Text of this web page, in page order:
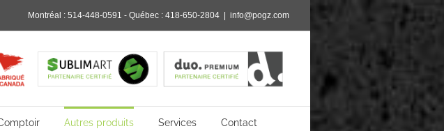
Montréal : 514-448-0591 - Québec : 418-650-2804 info@pogz.com
Autres produits Services Contact